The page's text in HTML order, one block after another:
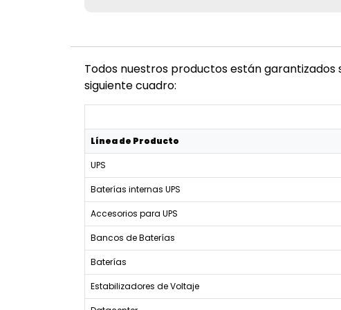
Todos nuestros productos están
siguiente cuadro:
Línea de Producto
UPS
Baterías internas UPS
Accesorios para UPS
Bancos de Baterías
Baterías
Estabilizadores de Voltaje